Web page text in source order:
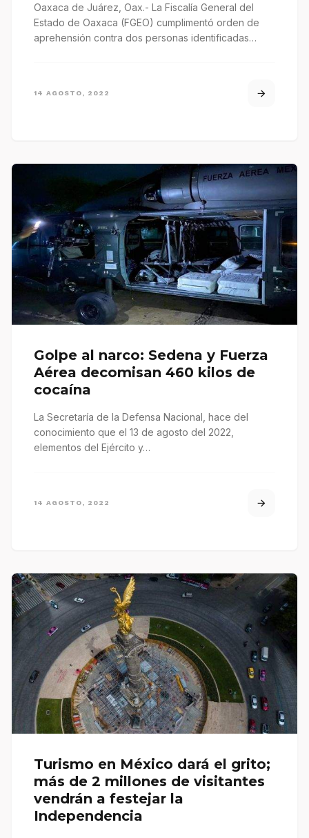
Oaxaca de Juárez, Oax.- La Fiscalía General del
Estado de Oaxaca (FGEO) cumplimentó orden de
aprehensión contra dos personas identificadas…
14 AGOSTO, 2022
Golpe al narco: Sedena y Fuerza
Aérea decomisan 460 kilos de
cocaína
La Secretaría de la Defensa Nacional, hace del
conocimiento que el 13 de agosto del 2022,
elementos del Ejército y…
14 AGOSTO, 2022
Turismo en México dará el grito;
más de 2 millones de visitantes
vendrán a festejar la
Independencia